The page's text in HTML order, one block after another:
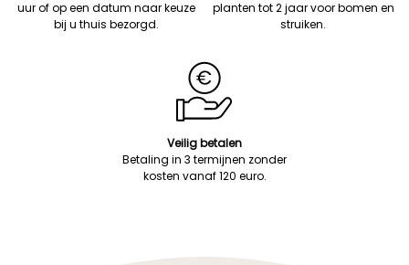
uur of op een datum naar keuze
bij u thuis bezorgd.
planten tot 2 jaar voor bomen en
struiken.
Veilig betalen
Betaling in 3 termijnen zonder
kosten vanaf 120 euro.